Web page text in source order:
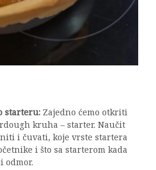
starteru: Zajedno ćemo otkriti
kruha – starter. Naučit
i čuvati, koje vrste startera
i što sa starterom kada
odmor.